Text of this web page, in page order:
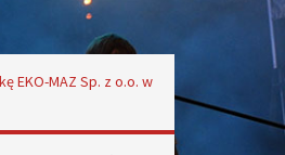
EKO-MAZ Sp. z o.o. w